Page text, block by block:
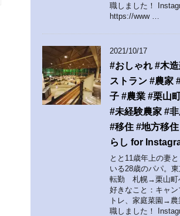
職しました！
https://www …
2021/10/17
#おしゃれ #木
ストラン #農家
子 #農業 #栗山
#未経験農家 #
#移住 #地方移
らし for
とと11歳年上の妻
いる28歳のパパ。
転勤 札幌→栗山町
好きなこと：キャ
トレ、家庭菜園→農
職しました！